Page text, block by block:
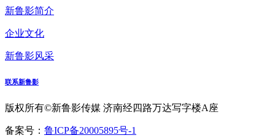
新鲁影简介
企业文化
新鲁影风采
联系新鲁影
版权所有©新鲁影传媒 济南经四路万达写字楼A座
备案号： 鲁ICP备20005895号-1